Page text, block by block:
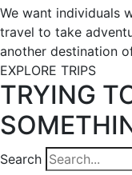
We want individuals
travel to take
another destination
EXPLORE TRIPS
TRYING
Search